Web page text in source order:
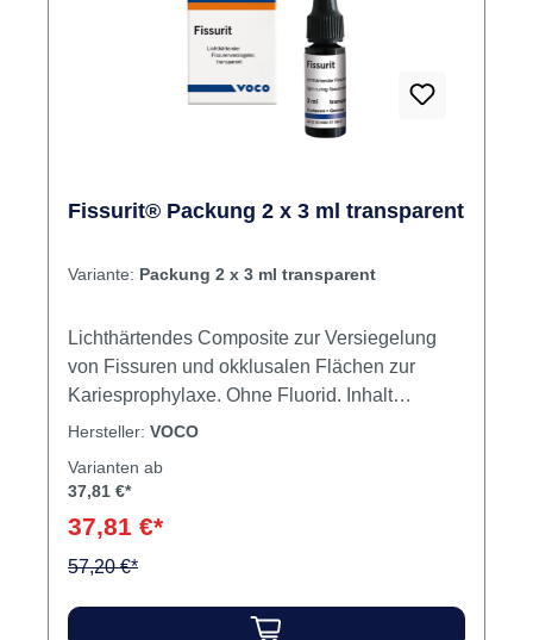
Fissurit® Packung 2 x 3 ml transparent
Variante: Packung 2 x 3 ml transparent
Lichthärtendes Composite zur Versiegelung
von Fissuren und okklusalen Flächen zur
Kariesprophylaxe. Ohne Fluorid. Inhalt
Fissurenversiegler
Hersteller: VOCO
Varianten ab
37,81 €*
37,81 €*
57,20 €*